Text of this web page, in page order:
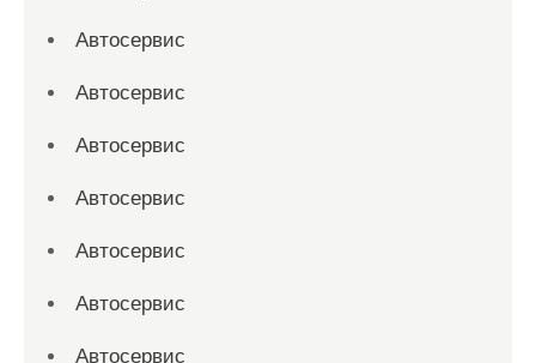
Автосервис
Автосервис
Автосервис
Автосервис
Автосервис
Автосервис
Автосервис